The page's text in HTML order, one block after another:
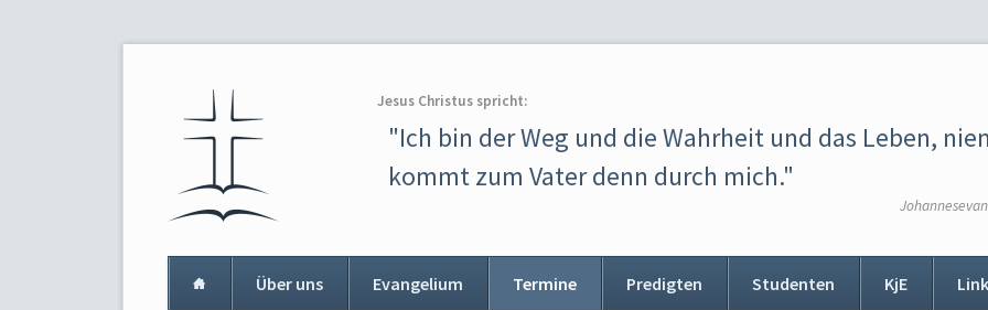
Jesus Christus spricht:
"Ich bin der Weg und die Wahrheit und das Leben,
kommt zum Vater denn durch mich."
Über uns Evangelium Termine Predigten Studenten KjE